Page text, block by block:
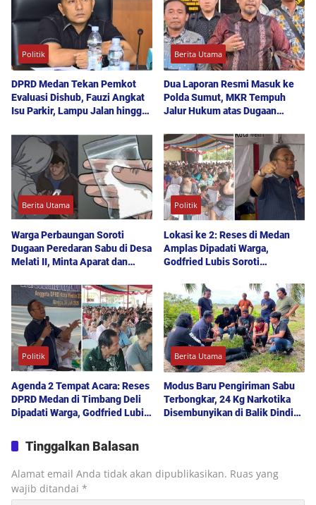
Politik
DPRD Medan Tekan Pemkot
Evaluasi Dishub, Fauzi Angkat
Isu Parkir, Lampu Jalan hingga
Berita Utama
Dua Laporan Resmi Masuk ke
Polda Sumut, MKR Tempuh
Jalur Hukum atas Dugaan
Baik
Berita Utama
Warga Perbaungan Soroti
Dugaan Peredaran Sabu di Desa
Melati II, Minta Aparat dan
Politik
Lokasi ke 2: Reses di Medan
Amplas Dipadati Warga,
Godfried Lubis Soroti
hingga Penyerapan Aspirasi
Publik
Politik
Agenda 2 Tempat Acara: Reses
DPRD Medan di Timbang Deli
Dipadati Warga, Godfried Lubis
hingga Layanan UHC
Berita Utama
Modus Baru Pengiriman Sabu
Terbongkar, 24 Kg Narkotika
Disembunyikan di Balik Dinding
Tinggalkan Balasan
Alamat email Anda tidak akan dipublikasikan. Ruas yang
wajib ditandai *